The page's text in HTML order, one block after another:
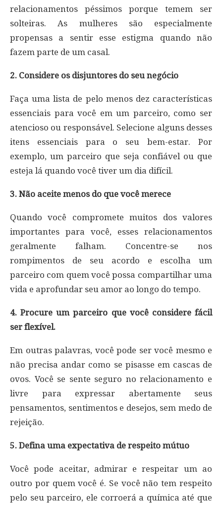
relacionamentos péssimos porque temem ser
solteiras. As mulheres são especialmente
propensas a sentir esse estigma quando não
fazem parte de um casal.
2. Considere os disjuntores do seu negócio
Faça uma lista de pelo menos dez características
essenciais para você em um parceiro, como ser
atencioso ou responsável. Selecione alguns desses
itens essenciais para o seu bem-estar. Por
exemplo, um parceiro que seja confiável ou que
esteja lá quando você tiver um dia difícil.
3. Não aceite menos do que você merece
Quando você compromete muitos dos valores
importantes para você, esses relacionamentos
geralmente falham. Concentre-se nos
rompimentos de seu acordo e escolha um
parceiro com quem você possa compartilhar uma
vida e aprofundar seu amor ao longo do tempo.
4. Procure um parceiro que você considere fácil
ser flexível.
Em outras palavras, você pode ser você mesmo e
não precisa andar como se pisasse em cascas de
ovos. Você se sente seguro no relacionamento e
livre para expressar abertamente seus
pensamentos, sentimentos e desejos, sem medo de
rejeição.
5. Defina uma expectativa de respeito mútuo
Você pode aceitar, admirar e respeitar um ao
outro por quem você é. Se você não tem respeito
pelo seu parceiro, ele corroerá a química até que